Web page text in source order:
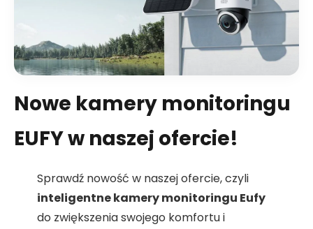
Nowe kamery monitoringu
EUFY w naszej ofercie!
Sprawdź nowość w naszej ofercie, czyli
inteligentne kamery monitoringu Eufy
do zwiększenia swojego komfortu i